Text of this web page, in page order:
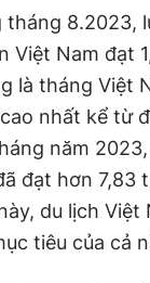
Liên hệ
0908 780
Tòa
Ngọc Toàn
trực: Hải Thành
Hiếu Dũng
Việt Hưng
Đức Trung
110/GP - BTTTT
tháng 8.2023,
Việt Nam đạt
là tháng Việt
nhất kể từ
năm
đạt hơn 7,83
du lịch Việt
tiêu của cả